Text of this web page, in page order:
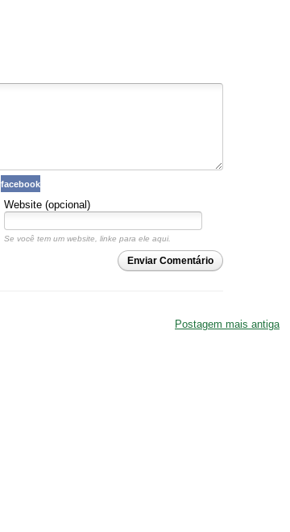
facebook
Website (opcional)
Se você tem um website, linke para ele aqui.
Enviar Comentário
Postagem mais antiga